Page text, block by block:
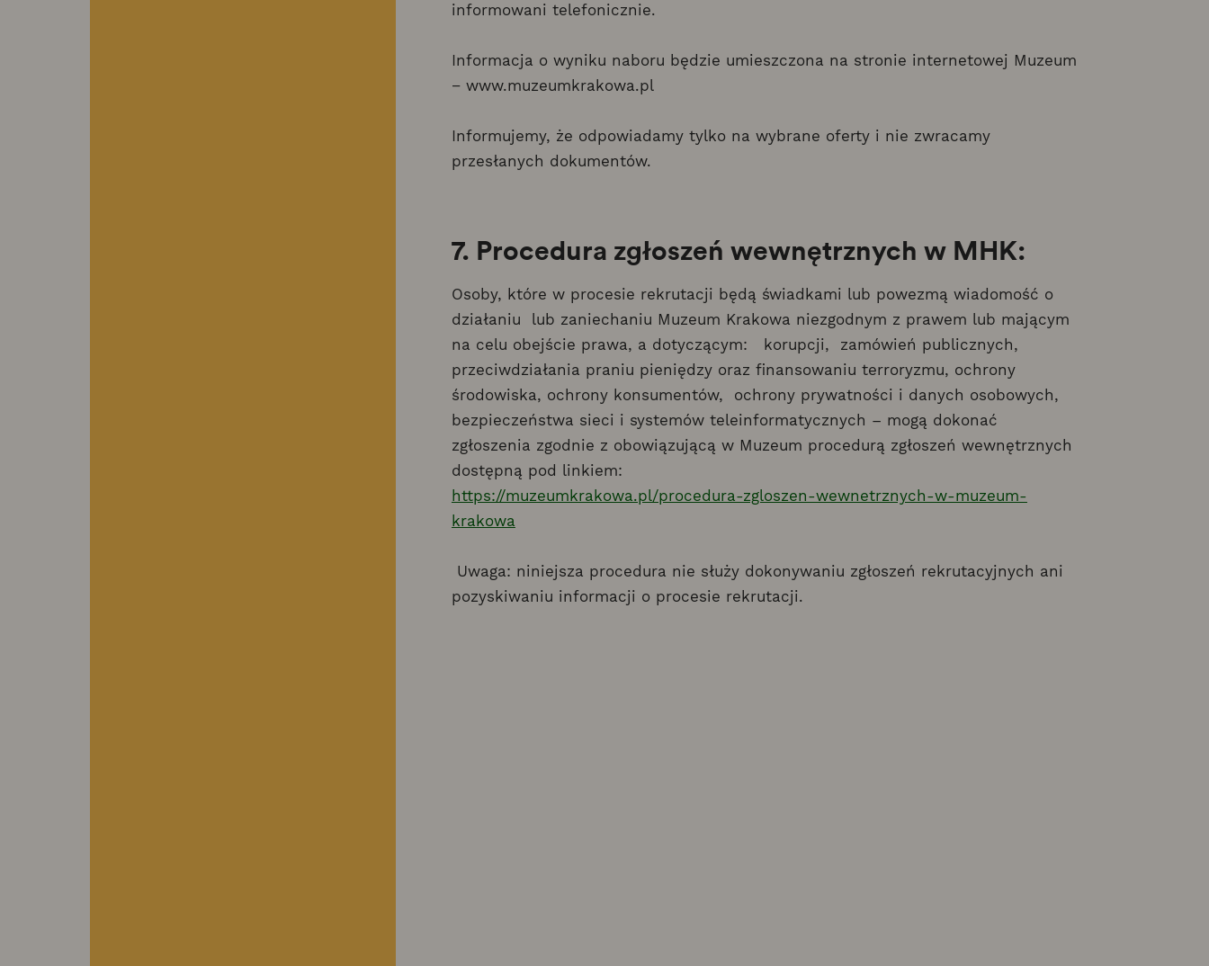
informowani telefonicznie.
Informacja o wyniku naboru będzie umieszczona na stronie internetowej Muzeum
− www.muzeumkrakowa.pl
Informujemy, że odpowiadamy tylko na wybrane oferty i nie zwracamy
przesłanych dokumentów.
7. Procedura zgłoszeń wewnętrznych w MHK:
Osoby, które w procesie rekrutacji będą świadkami lub powezmą wiadomość o
działaniu lub zaniechaniu Muzeum Krakowa niezgodnym z prawem lub mającym
na celu obejście prawa, a dotyczącym: korupcji, zamówień publicznych,
przeciwdziałania praniu pieniędzy oraz finansowaniu terroryzmu, ochrony
środowiska, ochrony konsumentów, ochrony prywatności i danych osobowych,
bezpieczeństwa sieci i systemów teleinformatycznych – mogą dokonać
zgłoszenia zgodnie z obowiązującą w Muzeum procedurą zgłoszeń wewnętrznych
dostępną pod linkiem:
https://muzeumkrakowa.pl/procedura-zgloszen-wewnetrznych-w-muzeum-
krakowa
Uwaga: niniejsza procedura nie służy dokonywaniu zgłoszeń rekrutacyjnych ani
pozyskiwaniu informacji o procesie rekrutacji.